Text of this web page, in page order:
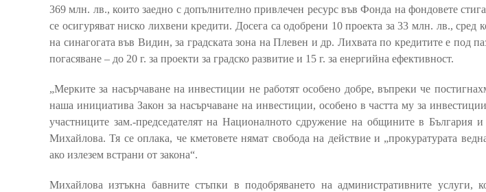
369 млн. лв., които заедно с допълнително привлечен ресурс във Фонда на фондовете
се осигуряват ниско лихвени кредити. Досега са одобрени 10 проекта за 33 млн. лв., сред
на синагогата във Видин, за градската зона на Плевен и др. Лихвата по кредитите е под
погасяване – до 20 г. за проекти за градско развитие и 15 г. за енергийна ефективност.
„Мерките за насърчаване на инвестиции не работят особено добре, въпреки че
наша инициатива Закон за насърчаване на инвестиции, особено в частта му за
участниците зам.-председателят на Националното сдружение на общините в България
Михайлова. Тя се оплака, че кметовете нямат свобода на действие и „прокуратурата
ако излезем встрани от закона“.
Михайлова изтъкна бавните стъпки в подобряването на административните услуги,